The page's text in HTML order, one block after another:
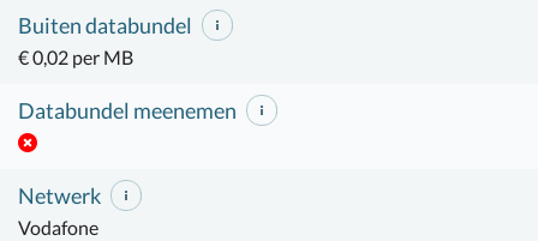
Buiten databundel
€ 0,02 per MB
Databundel meenemen
Netwerk
Vodafone